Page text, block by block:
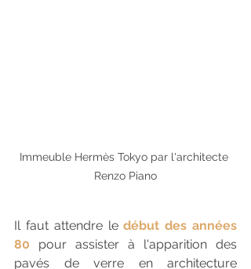
Immeuble Hermès Tokyo par l'architecte
Renzo Piano
Il faut attendre le début des années
80 pour assister à l'apparition des
pavés de verre en architecture